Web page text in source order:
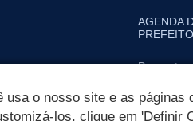
AGENDA
PREFEITO
Perguntas
o nosso site e as
los, clique em